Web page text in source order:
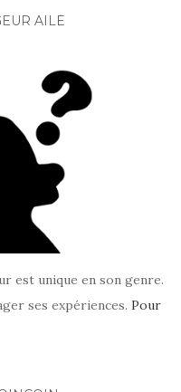
AILÉ
est unique en son genre.
ses expériences. Pour